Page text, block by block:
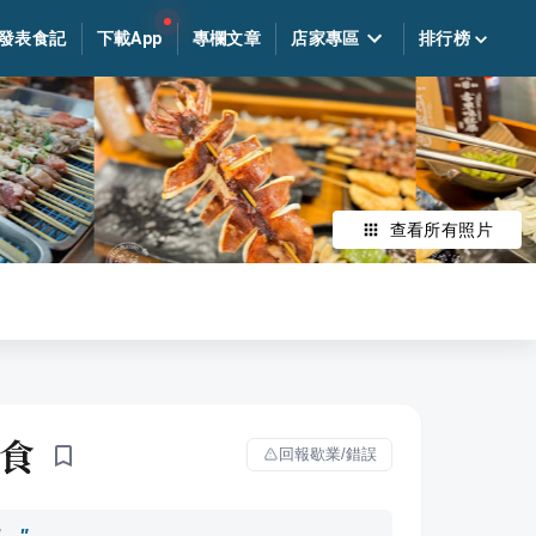
表食記 下載App 專欄文章 店家專區 排行榜
查看所有照片
回報歇業/錯誤